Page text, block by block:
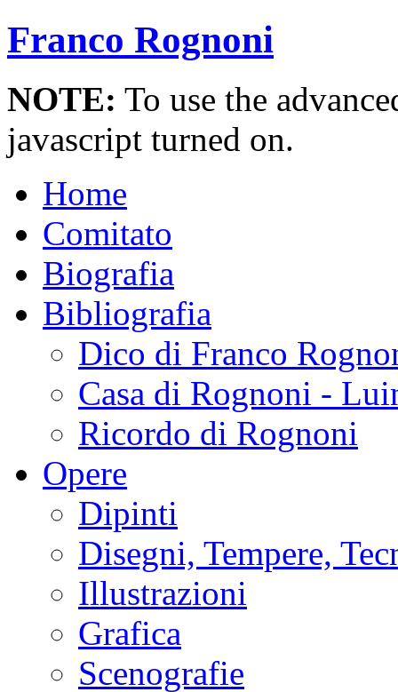
Franco Rognoni
NOTE: To use the
javascript turned on.
Home
Comitato
Biografia
Bibliografia
Dico di Franco
Casa di Rognoni -
Ricordo di Rognoni
Opere
Dipinti
Disegni, Tempere,
Illustrazioni
Grafica
Scenografie